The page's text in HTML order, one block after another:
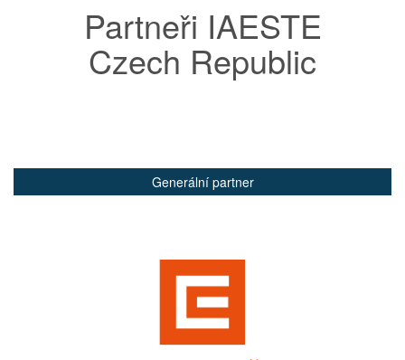
Partneři IAESTE
Czech Republic
Generální partner